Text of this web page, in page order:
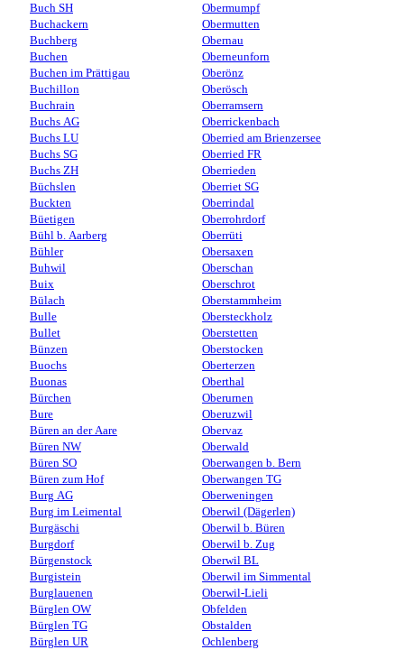
Buch SH
Buchackern
Buchberg
Buchen
Buchen im Prättigau
Buchillon
Buchrain
Buchs AG
Buchs LU
Buchs SG
Buchs ZH
Büchslen
Buckten
Büetigen
Bühl b. Aarberg
Bühler
Buhwil
Buix
Bülach
Bulle
Bullet
Bünzen
Buochs
Buonas
Bürchen
Bure
Büren an der Aare
Büren NW
Büren SO
Büren zum Hof
Burg AG
Burg im Leimental
Burgäschi
Burgdorf
Bürgenstock
Burgistein
Burglauenen
Bürglen OW
Bürglen TG
Bürglen UR
Obermumpf
Obermutten
Obernau
Oberneunforn
Oberönz
Oberösch
Oberramsern
Oberrickenbach
Oberried am Brienzersee
Oberried FR
Oberrieden
Oberriet SG
Oberrindal
Oberrohrdorf
Oberrüti
Obersaxen
Oberschan
Oberschrot
Oberstammheim
Obersteckholz
Oberstetten
Oberstocken
Oberterzen
Oberthal
Oberurnen
Oberuzwil
Obervaz
Oberwald
Oberwangen b. Bern
Oberwangen TG
Oberweningen
Oberwil (Dägerlen)
Oberwil b. Büren
Oberwil b. Zug
Oberwil BL
Oberwil im Simmental
Oberwil-Lieli
Obfelden
Obstalden
Ochlenberg